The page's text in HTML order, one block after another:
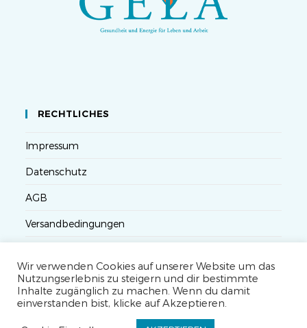
RECHTLICHES
Impressum
Datenschutz
AGB
Versandbedingungen
Seminarteilnahme- und Storno-Bedingungen
Wir verwenden Cookies auf unserer Website um das
Nutzungserlebnis zu steigern und dir bestimmte
Inhalte zugänglich zu machen. Wenn du damit
einverstanden bist, klicke auf Akzeptieren.